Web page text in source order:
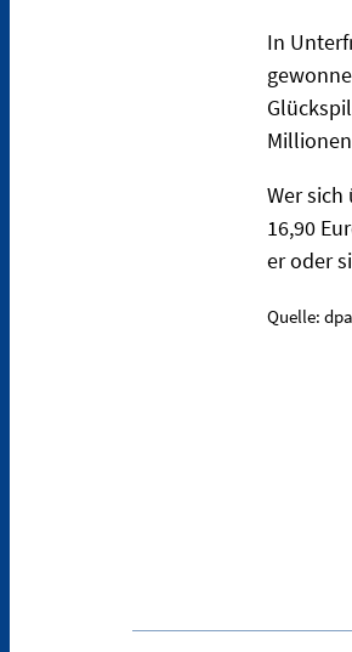
In
Wer
16,90
er oder
Quelle: dpa